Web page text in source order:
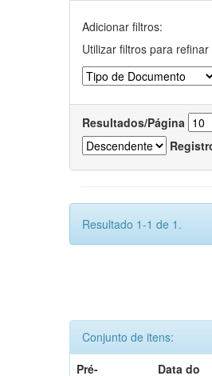
Adicionar filtros:
Utilizar filtros para
Resultados/Página
Resultado 1-1 de 1.
Conjunto de itens:
Pré-
Data do